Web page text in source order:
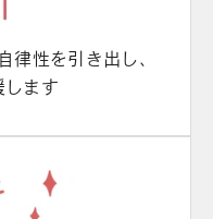
律性を引き出し、
します